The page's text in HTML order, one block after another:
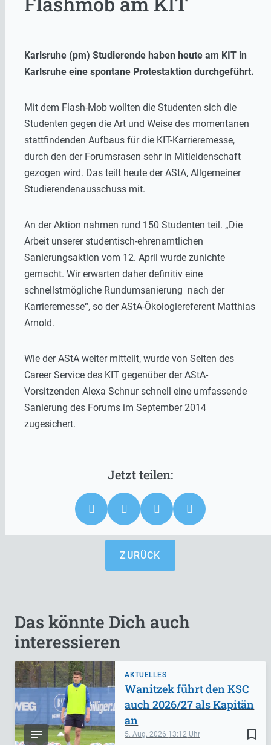
Karlsruhe (pm) Studierende haben heute am KIT in
Karlsruhe eine spontane Protestaktion durchgeführt.
Mit dem Flash-Mob wollten die Studenten sich die
Studenten gegen die Art und Weise des momentanen
stattfindenden Aufbaus für die KIT-Karrieremesse,
durch den der Forumsrasen sehr in Mitleidenschaft
gezogen wird. Das teilt heute der AStA, Allgemeiner
Studierendenausschuss mit.
An der Aktion nahmen rund 150 Studenten teil. „Die
Arbeit unserer studentisch-ehrenamtlichen
Sanierungsaktion vom 12. April wurde zunichte
gemacht. Wir erwarten daher definitiv eine
schnellstmögliche Rundumsanierung nach der
Karrieremesse“, so der AStA-Ökologiereferent Matthias
Arnold.
Wie der AStA weiter mitteilt, wurde von Seiten des
Career Service des KIT gegenüber der AStA-
Vorsitzenden Alexa Schnur schnell eine umfassende
Sanierung des Forums im September 2014
zugesichert.
ZURÜCK
Das könnte Dich auch
interessieren
AKTUELLES
bookmark_border
5. Aug. 2026 13:12
Wanitzek führt den KSC
auch 2026/27 als Kapitän
an